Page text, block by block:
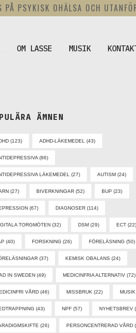
PÅ PSYKISK OHÄLSA OCH
OM LASSE MUSIK
ÄMNEN
(123) ADHD-LÄKEMEDEL (43)
(86)
LÄKEMEDEL (27) AUTISM (24)
(27) BIVERKNINGAR (52) BUP (23)
(67) DIAGNOSER (114)
TORGMÖTEN (32) DSM (29) ECT (22)
(40) FORSKNING (26) FÖRELÄSNING (50)
(37) KEMISK OBALANS (24)
IN SWEDEN (49) MEDICINFRIA ALTERNATIV (72)
VÅRD (46) MISSBRUK (22) MUSIK
(43) NPF (57) NYHETSBREV
(26) PERSONCENTRERAD VÅRD